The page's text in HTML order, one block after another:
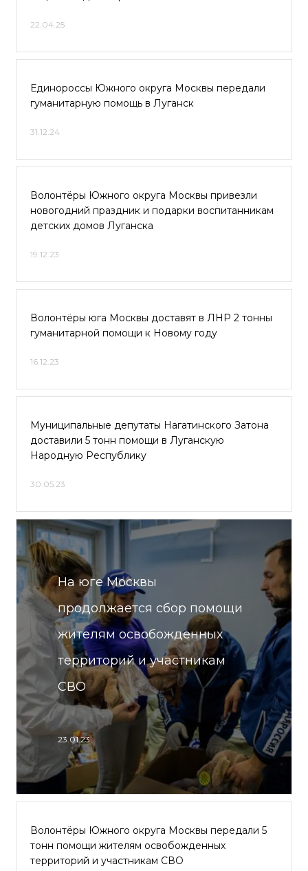
22.04.25
Единороссы Южного округа Москвы передали
гуманитарную помощь в Луганск
31.12.24
Волонтёры Южного округа Москвы привезли
новогодний праздник и подарки воспитанникам
детских домов Луганска
19.12.23
Волонтёры юга Москвы доставят в ЛНР 2 тонны
гуманитарной помощи к Новому году
16.12.23
Муниципальные депутаты Нагатинского Затона
доставили 5 тонн помощи в Луганскую
Народную Республику
30.05.23
На юге Москвы
продолжается сбор помощи
жителям освобожденных
территорий и участникам
СВО
23.01.23
Волонтёры Южного округа Москвы передали 5
тонн помощи жителям освобожденных
территорий и участникам СВО